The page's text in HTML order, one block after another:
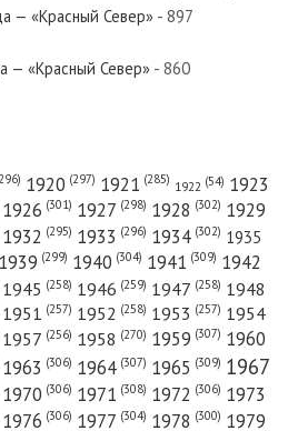
— «Красный Север»
— «Красный Север»
— «Красный Север»
— «Красный Север» - 897
— «Красный Север» - 860
1920 (297) 1921 (285) 1922 (54) 1923
1926 (301) 1927 (298) 1928 (302) 1929
1932 (295) 1933 (296) 1934 (302) 1935
1939 (299) 1940 (304) 1941 (309) 1942
1945 (258) 1946 (259) 1947 (258) 1948
1951 (257) 1952 (258) 1953 (257) 1954
1957 (256) 1958 (270) 1959 (307) 1960
1963 (306) 1964 (307) 1965 (309) 1967
1970 (306) 1971 (308) 1972 (306) 1973
1976 (306) 1977 (304) 1978 (300) 1979